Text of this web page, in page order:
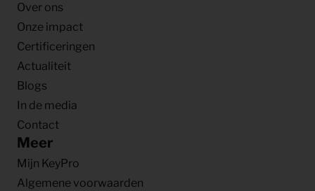
Over ons
Onze impact
Certificeringen
Actualiteit
Blogs
In de media
Contact
Meer
Mijn KeyPro
Algemene voorwaarden